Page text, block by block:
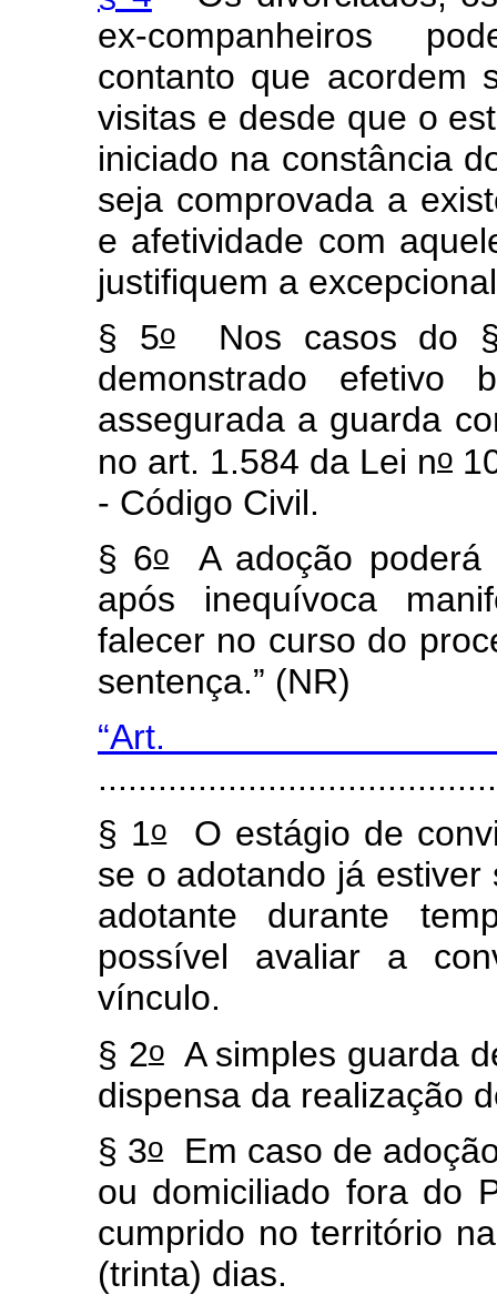
ex-companheiros
contanto que acordem
visitas e desde que o
iniciado na constância
seja comprovada a
e afetividade com
justifiquem a
§ 5oNos casos do
demonstrado efetivo
assegurada a guarda
no art. 1.584 da Lei no
- Código Civil.
§ 6oA adoção poderá
após inequívoca
falecer no curso do
sentença.” (NR)
§ 1oO estágio de
se o adotando já
adotante durante
possível avaliar a
vínculo.
§ 2oA simples guarda
dispensa da realização
§ 3oEm caso de
ou domiciliado fora do
cumprido no território
(trinta) dias.